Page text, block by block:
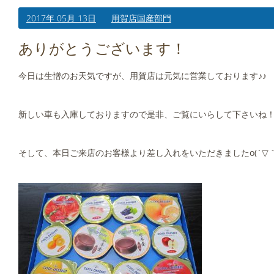
2017年 05月 13日 用賀店国産部門
ありがとうございます！
今日は生憎のお天気ですが、用賀店は元気に営業しております♪♪
新しい車も入庫しておりますので是非、ご覧にいらして下さいね
そして、本日ご来店のお客様より差し入れをいただきましたo(´▽